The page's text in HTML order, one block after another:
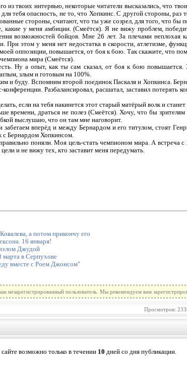
из твоих интервью, некоторые читатели высказались, что
тебя опасность, не то, что Хопкинс. С другой стороны, раз
стороны, считают, что ты уже созрел, для того, что бы
какие у меня амбиции. (Смеётся). Я не вижу проблем,
возможностей бойцов. Мне 26 лет. За плечами
При этом у меня нет недостатка в скорости, атлетизме,
оппозиции, повышается, от боя к бою. Так скажите, что
мира (Смеётся).
Ну а опыт, как ты сам сказал, от боя к бою
злым и готовым на 100%.
и буду. Вспомним второй поединок Паскаля и Хопкинса.
Разбалансировал, расшатал, заставил
если на тебя накинется этот старый матёрый волк и
времени, драться не полез (Смеётся). Хочу, что бы зрителям
выслушаю, что он там мне наговорит.
вперёд и между Бернардом и его титулом, стоят
с Бернардом Хопкинсом.
поняли. Моя цель-стать чемпионом мира. А встреча с
и не вижу тех, кто заставит меня передумать.
а потом прикончу его
16 января!
Джудой
марта в Серпухове
вместе с Роем Джонсом"
незарегистрированный пользователь. Мы рекомендуем вам
Просмотров:
возможно только в течении 10 дней со дня публикации.